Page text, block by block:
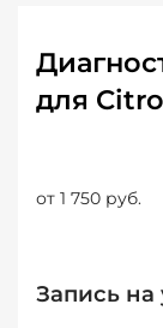
для
от 1 750 руб.
Запись на